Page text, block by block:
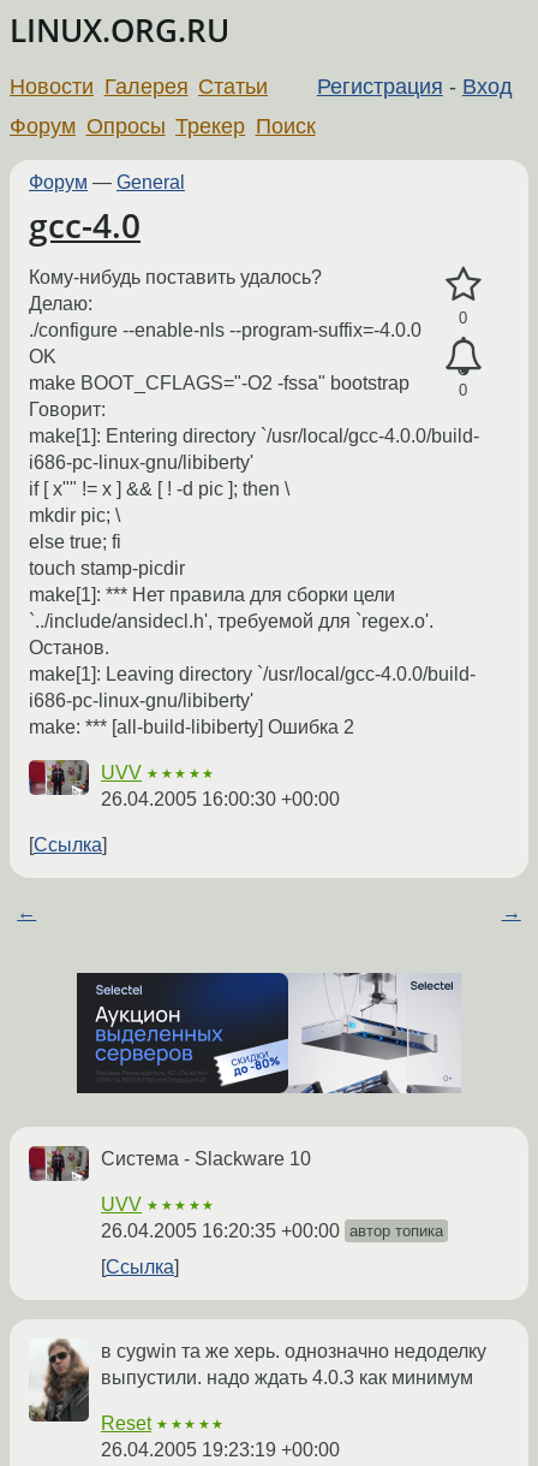
LINUX.ORG.RU
Регистрация - Вход
Новости Галерея Статьи
Форум Опросы Трекер Поиск
Форум — General
gcc-4.0
0
0
Кому-нибудь поставить удалось?
Делаю:
./configure --enable-nls --program-suffix=-4.0.0
OK
make BOOT_CFLAGS="-O2 -fssa" bootstrap
Говорит:
make[1]: Entering directory `/usr/local/gcc-4.0.0/build-
i686-pc-linux-gnu/libiberty'
if [ x"" != x ] && [ ! -d pic ]; then \
mkdir pic; \
else true; fi
touch stamp-picdir
make[1]: *** Нет правила для сборки цели
`../include/ansidecl.h', требуемой для `regex.o'.
Останов.
make[1]: Leaving directory `/usr/local/gcc-4.0.0/build-
i686-pc-linux-gnu/libiberty'
make: *** [all-build-libiberty] Ошибка 2
UVV ★★★★★
26.04.2005 16:00:30 +00:00
Ссылка
← →
Система - Slackware 10
UVV ★★★★★
26.04.2005 16:20:35 +00:00 автор топика
Ссылка
в cygwin та же херь. однозначно недоделку
выпустили. надо ждать 4.0.3 как минимум
Reset ★★★★★
26.04.2005 19:23:19 +00:00